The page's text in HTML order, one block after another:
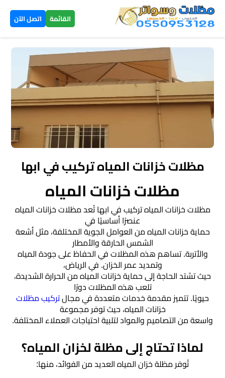
القائمة اتصل الآن ×
الرئيسية
مظلات
سيارات
الخميس
▼
مظلات
الخميس
سواتر
الخميس
مظلات
برجولات
حدائق
شبوك
مظلات خزانات المياه تركيب في ابها
مظلات خزانات المياه
مظلات خزانات المياه تركيب في ابها تُعد مظلات خزانات المياه
عنصرًا أساسيًا في
حماية خزانات المياه من العوامل الجوية المختلفة، مثل أشعة
الشمس الحارقة والأمطار
والأتربة. تساهم هذه المظلات في الحفاظ على جودة المياه
وتمديد عمر الخزان. في الرياض،
حيث تشتد الحاجة إلى حماية خزانات المياه من الحرارة الشديدة،
تلعب هذه المظلات دورًا
حيويًا. تتميز مقدمة خدمات متعددة في مجالتركيب مظلات
خزانات المياه، حيث توفر مجموعة
واسعة من التصاميم والمواد لتلبية احتياجات العملاء المختلفة.
لماذا تحتاج إلى مظلة لخزان المياه؟
تُوفر مظلة خزان المياه العديد من الفوائد، منها: